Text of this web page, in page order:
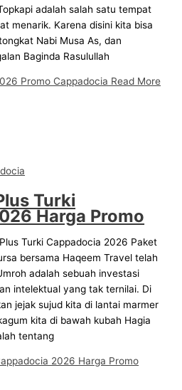
adalah salah satu tempat
menarik. Karena disini kita bisa
Nabi Musa As, dan
Baginda Rasulullah
Promo Cappadocia Read More
Turki
Harga Promo
Turki Cappadocia 2026 Paket
bersama Haqeem Travel telah
adalah sebuah investasi
intelektual yang tak ternilai. Di
jejak sujud kita di lantai marmer
kita di bawah kubah Hagia
tentang
2026 Harga Promo